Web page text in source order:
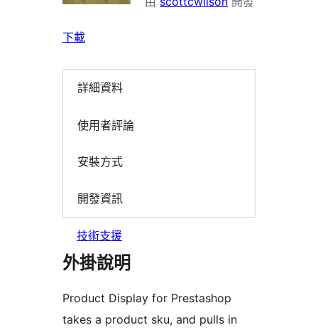
下載
詳細資料
使用者評論
安裝方式
開發資訊
技術支援
外掛說明
Product Display for Prestashop
takes a product sku, and pulls in